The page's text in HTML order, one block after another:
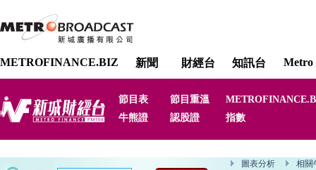
METROFINANCE.BIZ 新聞 財經台 知訊台 Metro
節目表 節目重溫
牛熊證
認股證 指數